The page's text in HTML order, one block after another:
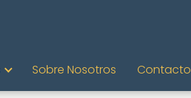
Sobre Nosotros Contacto